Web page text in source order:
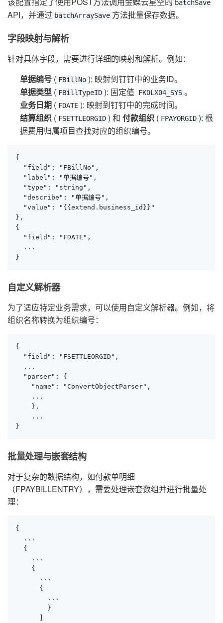
batchSave
API，并通过 batchArraySave 方法批量保存数据。
字段映射与解析
针对具体字段，需要进行详细的映射和解析。例如：
单据编号 ( FBillNo ): 映射到钉钉中的业务ID。
单据类型 ( FBillTypeID ): 固定值 FKDLX04_SYS 。
业务日期 ( FDATE ): 映射到钉钉中的完成时间。
结算组织 ( FSETTLEORGID ) 和 付款组织 ( FPAYORGID ): 根
据费用归属项目查找对应的组织编号。
{
  "field": "FBillNo",
  "label": "单据编号",
  "type": "string",
  "describe": "单据编号",
  "value": "{{extend.business_id}}"
},
{
  "field": "FDATE",
  ...
}
自定义解析器
为了适应特定业务需求，可以使用自定义解析器。例如，将
组织名称转换为组织编号：
{
  "field": "FSETTLEORGID",
  ...
  "parser": {
    "name": "ConvertObjectParser",
    ...
    },
    ...
}
批量处理与嵌套结构
对于复杂的数据结构，如付款单明细
（FPAYBILLENTRY），需要处理嵌套数组并进行批量处
理：
{
  ...
  {
    ...
    {
      ...
      {
        ...
        }
      ]